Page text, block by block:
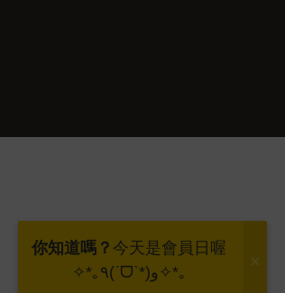
你知道嗎？ 今天是會員日喔
✧*｡٩(ˊᗜˋ*)و✧*｡